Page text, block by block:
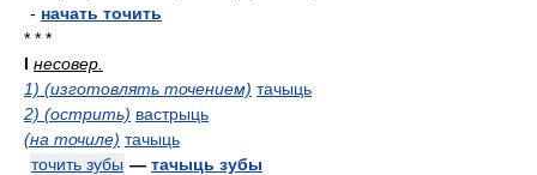
- начать точить
* * *
I несовер.
1) (изготовлять точением) тачыць
2) (острить) вастрыць
(на точиле) тачыць
точить зубы — тачыць зубы